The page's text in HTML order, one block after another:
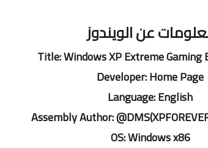
عن الويندوز
Title: Windows XP Extreme Gaming
Developer: Home Page
Language: English
Assembly Author:
OS: Windows x86